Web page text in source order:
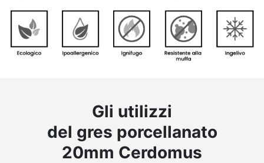
Gli utilizzi
del gres porcellanato
20mm Cerdomus